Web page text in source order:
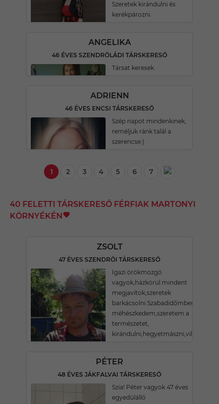
Szeretek kirándulni és
kerékpározni.
ANGELIKA
46 ÉVES SZENDRŐLÁDI TÁRSKERESŐ
Társat keresek
ADRIENN
46 ÉVES ENCSI TÁRSKERESŐ
Szép napot mindenkinek,
reméljük ránk talál a
szerencse:)
1 2 3 4 5 6 7
40 FELETTI TÁRSKERESŐ FÉRFIAK MARTONYI
KÖRNYÉKÉN
ZSOLT
47 ÉVES SZENDRŐI TÁRSKERESŐ
Igazi örökmozgó
vagyok,házkörül mindent
megjavítok,szeretek
barkácsolni.Szabadidőmben
méhészkedem,szeretem a
természetet,
PÉTER
48 ÉVES JÁKFALVAI TÁRSKERESŐ
Szia! Péter vagyok 47 éves
egyedülálló